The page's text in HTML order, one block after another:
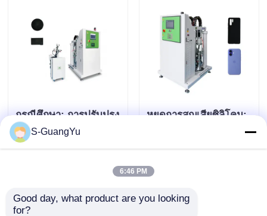
กรณีศึกษา: การปรับปรุง
คุณภาพผลิตภัณฑ์ซิลิ
โคนด้วยเทคโนโลยีการ
หยุดการสูญเสียซิลิโคน:
S-GuangYu
6:46 PM
Good day, what product are you looking
for?